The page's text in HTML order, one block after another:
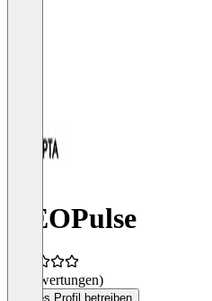
GEOPulse
(0 Bewertungen)
Dieses Profil betreiben